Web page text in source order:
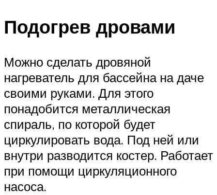
Подогрев дровами
Можно сделать дровяной
нагреватель для бассейна на даче
своими руками. Для этого
понадобится металлическая
спираль, по которой будет
циркулировать вода. Под ней или
внутри разводится костер. Работает
при помощи циркуляционного
насоса.